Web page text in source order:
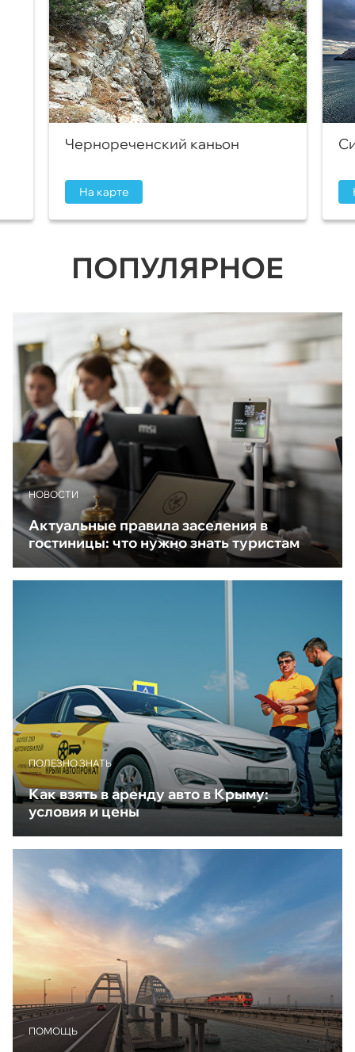
Чернореченский каньон
На карте
ПОПУЛЯРНОЕ
НОВОСТИ
Актуальные правила заселения в
гостиницы: что нужно знать туристам
ПОЛЕЗНО ЗНАТЬ
Как взять в аренду авто в Крыму:
условия и цены
ПОМОЩЬ